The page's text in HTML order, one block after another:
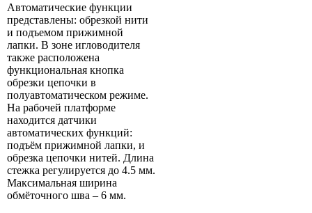
Автоматические функции
представлены: обрезкой нити
и подъемом прижимной
лапки. В зоне игловодителя
также расположена
функциональная кнопка
обрезки цепочки в
полуавтоматическом режиме.
На рабочей платформе
находится датчики
автоматических функций:
подъём прижимной лапки, и
обрезка цепочки нитей. Длина
стежка регулируется до 4.5 мм.
Максимальная ширина
обмёточного шва – 6 мм.